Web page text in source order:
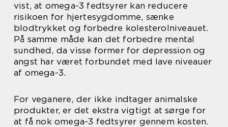
vist, at omega-3 fedtsyrer kan reducere
risikoen for hjertesygdomme, sænke
blodtrykket og forbedre kolesterolniveauet.
På samme måde kan det forbedre mental
sundhed, da visse former for depression og
angst har været forbundet med lave niveauer
af omega-3.
For veganere, der ikke indtager animalske
produkter, er det ekstra vigtigt at sørge for
at få nok omega-3 fedtsyrer gennem kosten.